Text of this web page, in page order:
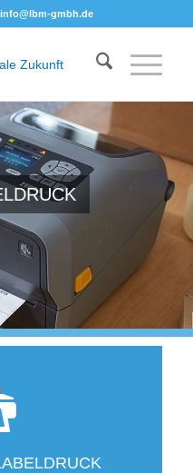
info@lbm-gmbh.de